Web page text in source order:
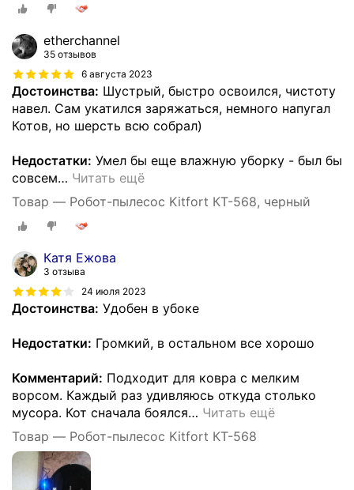
etherchannel
35 отзывов
6 августа 2023
Достоинства: Шустрый, быстро освоился, чистоту
навел. Сам укатился заряжаться, немного напугал
Котов, но шерсть всю собрал)
Недостатки: Умел бы еще влажную уборку - был бы
совсем… Читать ещё
Товар — Робот-пылесос Kitfort КТ-568, черный
Катя Ежова
3 отзыва
24 июля 2023
Достоинства: Удобен в убоке
Недостатки: Громкий, в остальном все хорошо
Комментарий: Подходит для ковра с мелким
ворсом. Каждый раз удивляюсь откуда столько
мусора. Кот сначала боялся… Читать ещё
Товар — Робот-пылесос Kitfort КТ-568